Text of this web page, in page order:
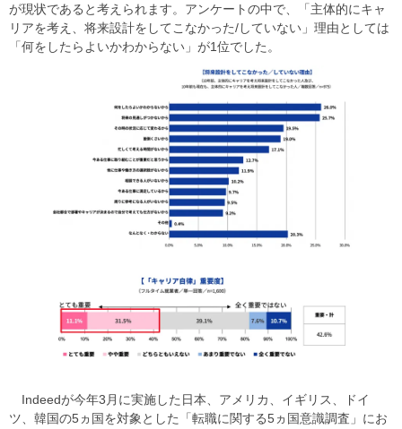
が現状であると考えられます。アンケートの中で、「主体的にキャ
リアを考え、将来設計をしてこなかった/していない」理由としては
「何をしたらよいかわからない」が1位でした。 ​
​​ ​​Indeedが今年3月に実施した日本、アメリカ、イギリス、ドイ
ツ、韓国の5ヵ国を対象とした「転職に関する5ヵ国意識調査」にお